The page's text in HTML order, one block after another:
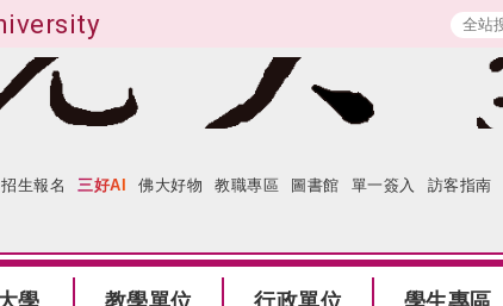
招生報名 三好AI 佛大好物 教職專區 圖書館 單一簽入 訪客指南
學 教學單位 行政單位 學生專區